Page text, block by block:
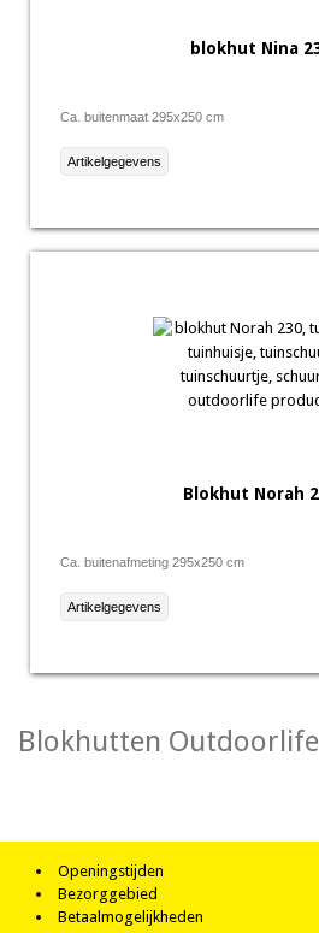
blokhut Nina
Ca. buitenmaat 295x250 cm
Artikelgegevens
Blokhut Norah
Ca. buitenafmeting 295x250 cm
Artikelgegevens
Blokhutten Outdoorlife
Openingstijden
Bezorggebied
Betaalmogelijkheden